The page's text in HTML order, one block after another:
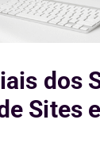
dos
Sites